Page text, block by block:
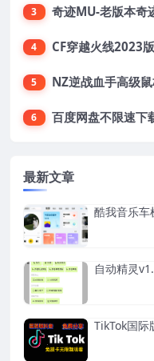
3 奇迹MU-老版本奇
4
5 NZ逆战血手高级
6 百度网盘不限速下
最新文章
酷我音乐车
自动精灵
TikTok国际